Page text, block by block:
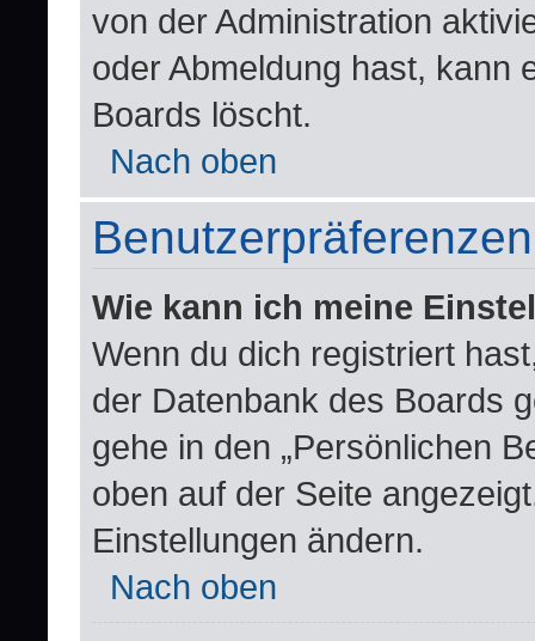
von der Administration
oder Abmeldung hast, kann
Boards löscht.
Nach oben
Wie kann ich meine
Wenn du dich registriert
der Datenbank des Boards
gehe in den „Persönlichen
oben auf der Seite
Einstellungen ändern.
Nach oben